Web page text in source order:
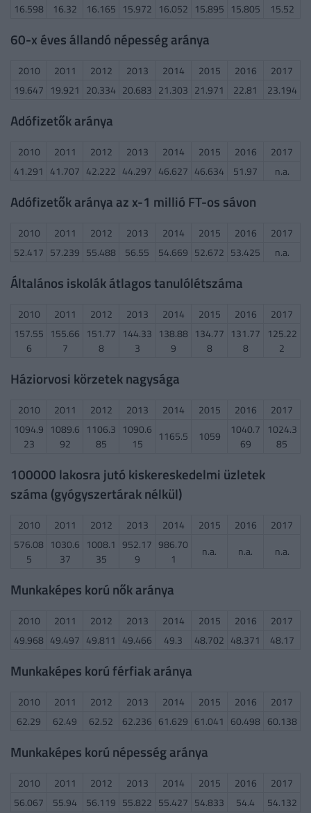
16.598
16.32 16.165 15.972 16.052 15.895 15.805 15.52
60-x éves állandó népesség aránya
2010 2011 2012 2013 2014 2015 2016
2017
19.647 19.921 20.334 20.683 21.303 21.971 22.81 23.194
Adófizetők aránya
2010 2011 2012 2013 2014 2015 2016
2017
41.291 41.707 42.222 44.297 46.627 46.634 51.97 n.a.
Adófizetők aránya az x-1 millió FT-os sávon
2010 2011 2012 2013 2014 2015 2016
2017
52.417 57.239 55.488 56.55 54.669 52.672 53.425 n.a.
Általános iskolák átlagos tanulólétszáma
2010 2011 2012 2013 2014 2015 2016
2017
157.55
6
155.66
7
151.77
8
144.33
3
138.88
9
134.77
8
131.77
8
125.22
2
Háziorvosi körzetek nagysága
2010 2011 2012 2013 2014 2015 2016
2017
1094.9
23
1089.6
92
1106.3
85
1090.6
15
1165.5 1059
1040.7
69
1024.3
85
100000 lakosra jutó kiskereskedelmi üzletek
száma (gyógyszertárak nélkül)
2010 2011 2012 2013 2014 2015 2016
2017
576.08
5
1030.6
37
1008.1
35
952.17
9
986.70
1
n.a. n.a. n.a.
Munkaképes korú nők aránya
2010 2011 2012 2013 2014 2015 2016
2017
49.968 49.497 49.811 49.466 49.3 48.702 48.371 48.17
Munkaképes korú férfiak aránya
2010 2011 2012 2013 2014 2015 2016
2017
62.29
62.49 62.52 62.236 61.629 61.041 60.498 60.138
Munkaképes korú népesség aránya
2010 2011 2012 2013 2014 2015 2016
2017
56.067
55.94 56.119 55.822 55.427 54.833 54.4 54.132